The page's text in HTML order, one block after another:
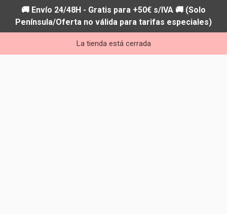
🚚 Envío 24/48H - Gratis para +50€ s/IVA 🚚 (Solo
Península/Oferta no válida para tarifas especiales)
La tienda está cerrada